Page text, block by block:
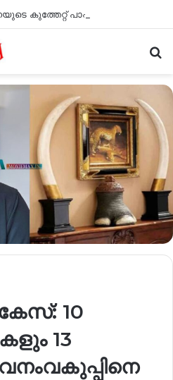
10
13